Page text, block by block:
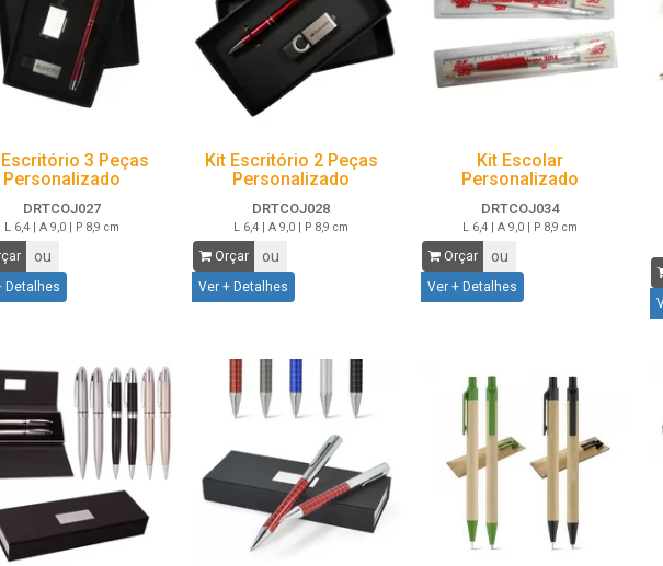
3 Peças
Personalizado
DRTCOJ027
L 6,4 | A 9,0 | P 8,9 cm
ou
Detalhes
Kit Escritório 2 Peças
Personalizado
DRTCOJ028
L 6,4 | A 9,0 | P 8,9 cm
Orçar ou
Ver + Detalhes
Kit Escolar
Personalizado
DRTCOJ034
L 6,4 | A 9,0 | P 8,9 cm
Orçar ou
Ver + Detalhes